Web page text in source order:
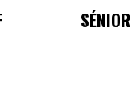
SÉNIOR